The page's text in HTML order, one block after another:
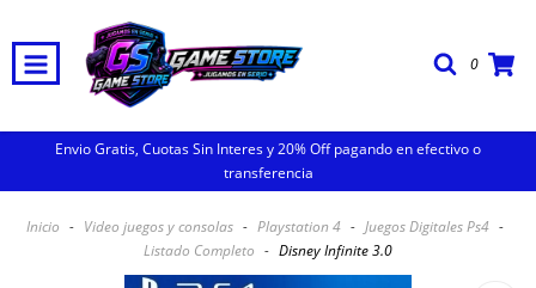
0
Envio Gratis, Cuotas Sin Interes y 20% Off pagando en efectivo o
transferencia
Inicio - Video juegos y consolas - Playstation 4 - Juegos Digitales Ps4 -
Listado Completo - Disney Infinite 3.0